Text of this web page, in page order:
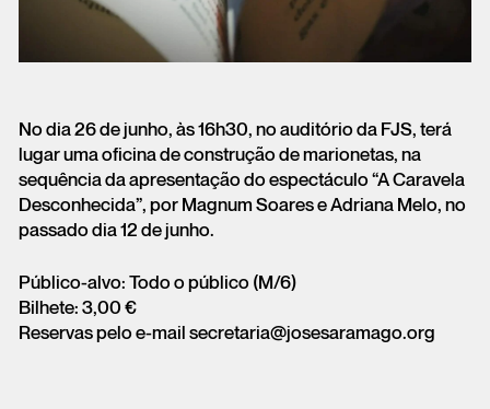
No dia 26 de junho, às 16h30, no auditório da FJS, terá
lugar uma oficina de construção de marionetas, na
sequência da apresentação do espectáculo “A Caravela
Desconhecida”, por Magnum Soares e Adriana Melo, no
passado dia 12 de junho.
Público-alvo: Todo o público (M/6)
Bilhete: 3,00 €
Reservas pelo e-mail secretaria@josesaramago.org